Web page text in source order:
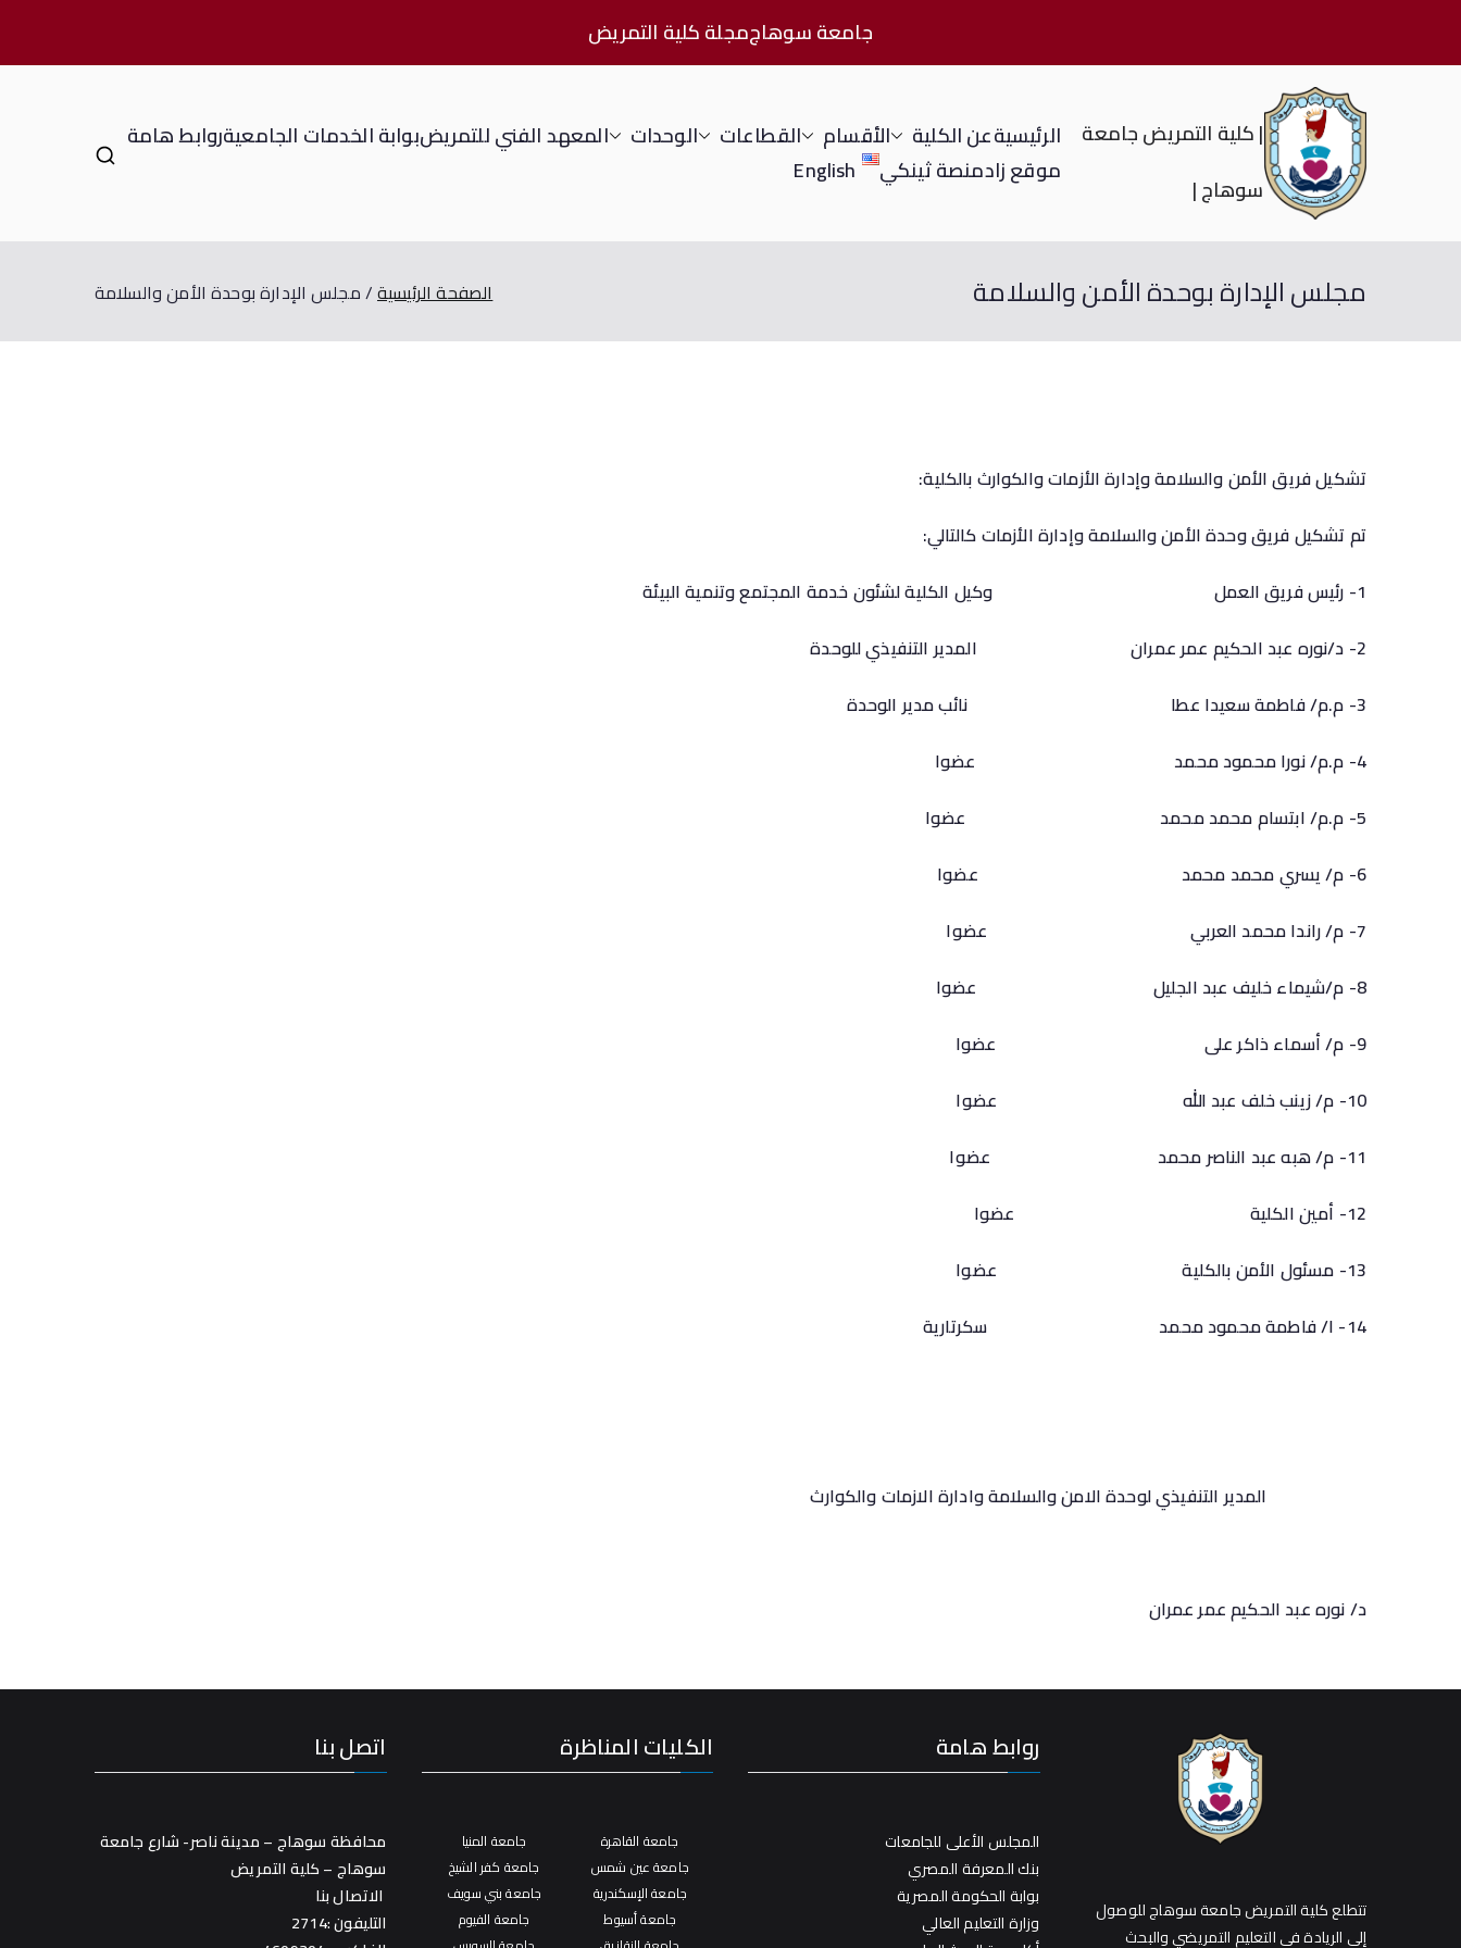
جامعة سوهاجمجلة كلية التمريض
| كلية التمريض جامعة
سوهاج |
الرئيسيةعن الكلية الأقسام القطاعات الوحدات المعهد الفني للتمريضبوابة الخدمات الجامعيةروابط هامة
موقع زادمنصة ثينكي English
مجلس الإدارة بوحدة الأمن والسلامة الصفحة الرئيسية مجلس الإدارة بوحدة الأمن والسلامة
تشكيل فريق الأمن والسلامة وإدارة الأزمات والكوارث بالكلية:
تم تشكيل فريق وحدة الأمن والسلامة وإدارة الأزمات كالتالي:
1- رئيس فريق العمل وكيل الكلية لشئون خدمة المجتمع وتنمية البيئة
2- د/نوره عبد الحكيم عمر عمران المدير التنفيذي للوحدة
3- م.م/ فاطمة سعيدا عطا نائب مدير الوحدة
4- م.م/ نورا محمود محمد عضوا
5- م.م/ ابتسام محمد محمد عضوا
6- م/ يسري محمد محمد عضوا
7- م/ راندا محمد العربي عضوا
8- م/شيماء خليف عبد الجليل عضوا
9- م/ أسماء ذاكر على عضوا
10- م/ زينب خلف عبد الله عضوا
11- م/ هبه عبد الناصر محمد عضوا
12- أمين الكلية عضوا
13- مسئول الأمن بالكلية عضوا
14- ا/ فاطمة محمود محمد سكرتارية
المدير التنفيذي لوحدة الامن والسلامة وادارة الازمات والكوارث
د/ نوره عبد الحكيم عمر عمران
تتطلع كلية التمريض جامعة سوهاج للوصول
إلي الريادة في التعليم التمريضي والبحث
روابط هامة
المجلس الأعلى للجامعات
بنك المعرفة المصري
بوابة الحكومة المصرية
وزارة التعليم العالي
الكليات المناظرة
جامعة القاهرة
جامعة عين شمس
جامعة الإسكندرية
جامعة أسيوط
جامعة المنيا
جامعة كفر الشيخ
جامعة بني سويف
جامعة الفيوم
اتصل بنا
محافظة سوهاج – مدينة ناصر- شارع جامعة
سوهاج – كلية التمريض
الاتصال بنا
التليفون :2714